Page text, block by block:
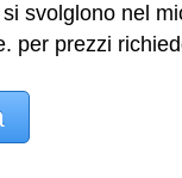
svolglono nel
per prezzi